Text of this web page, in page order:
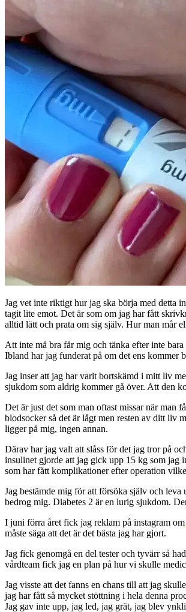
Jag vet inte riktigt hur jag ska börja med detta
tagit lite emot. Det är som om jag har fått
alltid lätt och prata om sig själv. Hur man mår
Att inte må bra får mig och tänka efter inte
Ibland har jag funderat på om det ens
Jag inser att jag har varit bortskämd i mitt liv
sjukdom som aldrig kommer gå över. Att den
Det är just det som man oftast missar när man
blodsocker så det är lågt men resten av ditt liv
ligger på mig, ingen annan.
Därav har jag valt att slåss för det jag tror på
insulinet gjorde att jag gick upp 15 kg som jag
som har fått komplikationer efter operation
Jag bestämde mig för att försöka själv och
bedrog mig. Diabetes 2 är en lurig sjukdom.
I juni förra året fick jag reklam på instagram om
måste säga att det är det bästa jag har gjort.
Jag fick genomgå en del tester och tyvärr så
vårdteam fick jag en plan på hur vi skulle
Jag visste att det fanns en chans till att jag
jag har fått så mycket stöttning i hela denna
Jag gav inte upp, jag led, jag grät, jag blev